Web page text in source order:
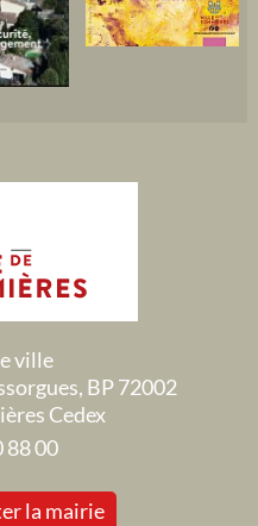
ville
BP 72002
Cedex
88 00
la mairie